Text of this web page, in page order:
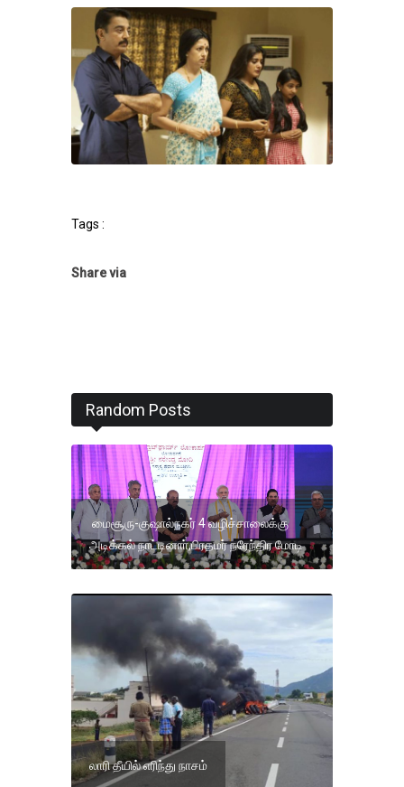
Tags :
Share via
Random Posts
மைசூரு-குஷால்நகர் 4 வழிச்சாலைக்கு
அடிக்கல் நாட்டினாா்,பிரதமர் நரேந்திர மோடி
லாரி தீயில் எரிந்து நாசம்